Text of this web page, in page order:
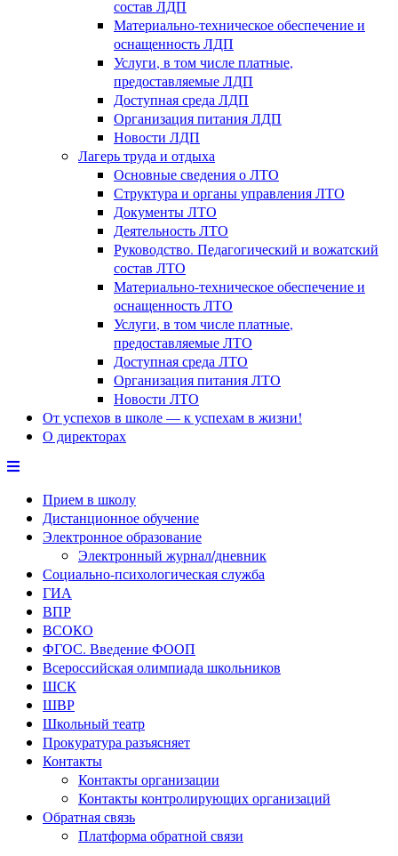
состав ЛДП
Материально-техническое обеспечение и
оснащенность ЛДП
Услуги, в том числе платные,
предоставляемые ЛДП
Доступная среда ЛДП
Организация питания ЛДП
Новости ЛДП
Лагерь труда и отдыха
Основные сведения о ЛТО
Структура и органы управления ЛТО
Документы ЛТО
Деятельность ЛТО
Руководство. Педагогический и вожатский
состав ЛТО
Материально-техническое обеспечение и
оснащенность ЛТО
Услуги, в том числе платные,
предоставляемые ЛТО
Доступная среда ЛТО
Организация питания ЛТО
Новости ЛТО
От успехов в школе — к успехам в жизни!
О директорах
Прием в школу
Дистанционное обучение
Электронное образование
Электронный журнал/дневник
Социально-психологическая служба
ГИА
ВПР
ВСОКО
ФГОС. Введение ФООП
Всероссийская олимпиада школьников
ШСК
ШВР
Школьный театр
Прокуратура разъясняет
Контакты
Контакты организации
Контакты контролирующих организаций
Обратная связь
Платформа обратной связи